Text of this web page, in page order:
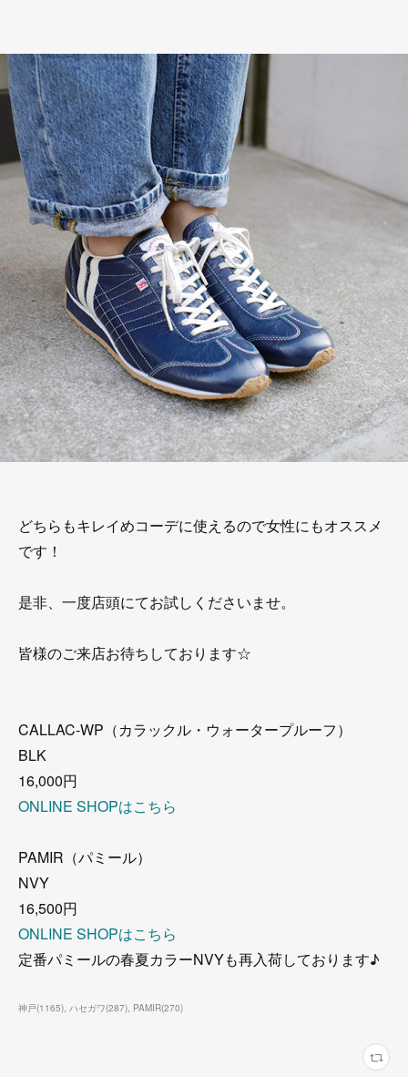
どちらもキレイめコーデに使えるので女性にもオススメ
です！
是非、一度店頭にてお試しくださいませ。
皆様のご来店お待ちしております☆
CALLAC-WP（カラックル・ウォータープルーフ）
BLK
16,000円
ONLINE SHOPはこちら
PAMIR（パミール）
NVY
16,500円
ONLINE SHOPはこちら
定番パミールの春夏カラーNVYも再入荷しております♪
神戸(1165) ハセガワ(287) PAMIR(270)